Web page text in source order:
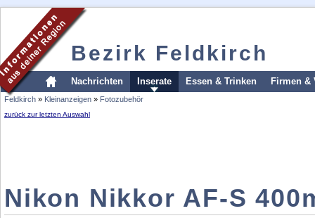
Bezirk Feldkirch
Nachrichten Inserate Essen & Trinken Firmen &
Feldkirch » Kleinanzeigen » Fotozubehör
zurück zur letzten Auswahl
Nikon Nikkor AF-S